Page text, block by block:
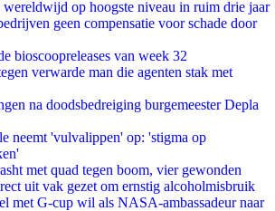
wereldwijd op hoogste niveau in ruim drie jaar
geen compensatie voor schade door
bioscoopreleases van week 32
verwarde man die agenten stak met
na doodsbedreiging burgemeester Depla
neemt 'vulvalippen' op: 'stigma op
met quad tegen boom, vier gewonden
uit vak gezet om ernstig alcoholmisbruik
met G-cup wil als NASA-ambassadeur naar